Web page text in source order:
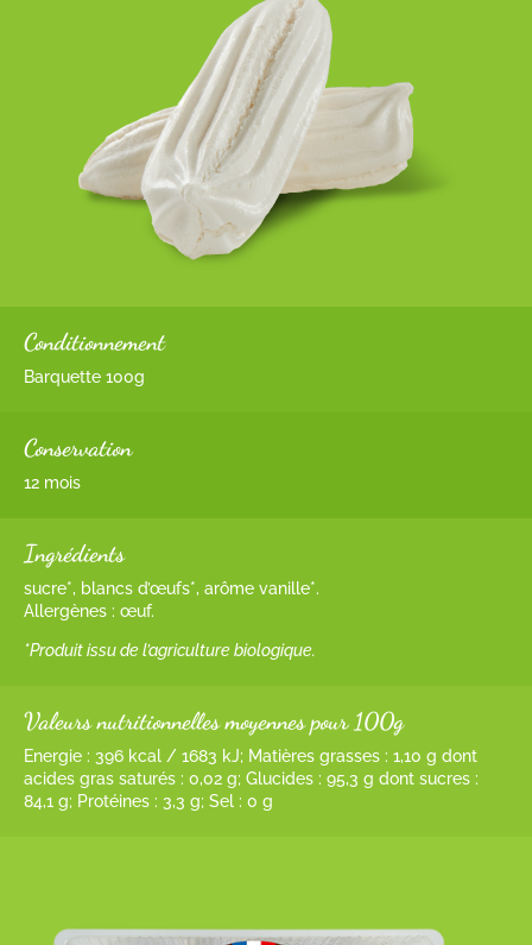
Conditionnement
Barquette 100g
Conservation
12 mois
Ingrédients
sucre*, blancs d’œufs*, arôme vanille*.
Allergènes : œuf.
*Produit issu de l’agriculture biologique.
Valeurs nutritionnelles moyennes pour 100g
Energie : 396 kcal / 1683 kJ; Matières grasses : 1,10 g dont
acides gras saturés : 0,02 g; Glucides : 95,3 g dont sucres :
84,1 g; Protéines : 3,3 g; Sel : 0 g